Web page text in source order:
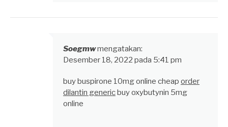
Soegmwmengatakan:
Desember 18, 2022 pada 5:41 pm
buy buspirone 10mg online cheap order
dilantin genericbuy oxybutynin 5mg
online